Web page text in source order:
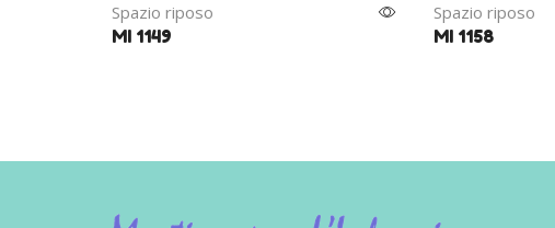
Spazio riposo
MI 1149
Spazio riposo
MI 1158